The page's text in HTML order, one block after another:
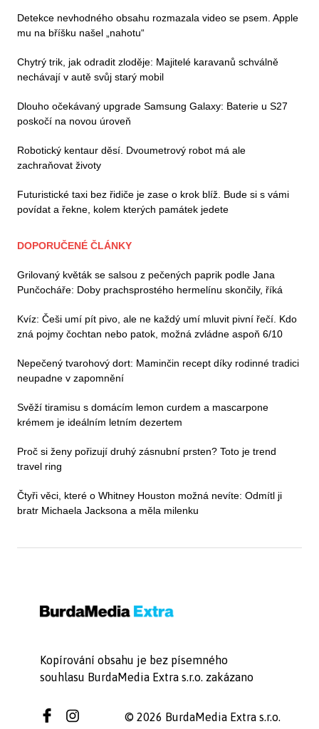
Detekce nevhodného obsahu rozmazala video se psem. Apple
mu na bříšku našel „nahotu“
Chytrý trik, jak odradit zloděje: Majitelé karavanů schválně
nechávají v autě svůj starý mobil
Dlouho očekávaný upgrade Samsung Galaxy: Baterie u S27
poskočí na novou úroveň
Robotický kentaur děsí. Dvoumetrový robot má ale
zachraňovat životy
Futuristické taxi bez řidiče je zase o krok blíž. Bude si s vámi
povídat a řekne, kolem kterých památek jedete
DOPORUČENÉ ČLÁNKY
Grilovaný květák se salsou z pečených paprik podle Jana
Punčocháře: Doby prachsprostého hermelínu skončily, říká
Kvíz: Češi umí pít pivo, ale ne každý umí mluvit pivní řečí. Kdo
zná pojmy čochtan nebo patok, možná zvládne aspoň 6/10
Nepečený tvarohový dort: Maminčin recept díky rodinné tradici
neupadne v zapomnění
Svěží tiramisu s domácím lemon curdem a mascarpone
krémem je ideálním letním dezertem
Proč si ženy pořizují druhý zásnubní prsten? Toto je trend
travel ring
Čtyři věci, které o Whitney Houston možná nevíte: Odmítl ji
bratr Michaela Jacksona a měla milenku
Kopírování obsahu je bez písemného
souhlasu BurdaMedia Extra s.r.o. zakázano
© 2026 BurdaMedia Extra s.r.o.